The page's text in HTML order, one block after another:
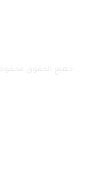
جميع الحقوق